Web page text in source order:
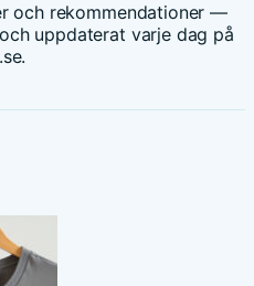
och rekommendationer —
uppdaterat varje dag på